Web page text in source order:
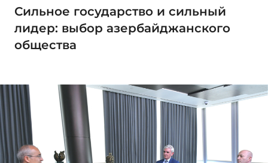
Сильное государство и сильный
лидер: выбор азербайджанского
общества